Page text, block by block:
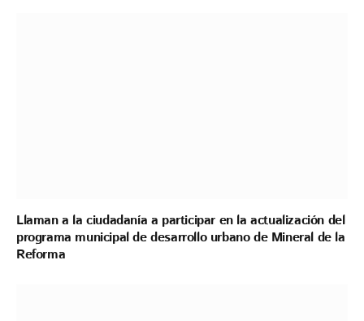
Llaman a la ciudadanía a participar en la actualización del
programa municipal de desarrollo urbano de Mineral de la
Reforma